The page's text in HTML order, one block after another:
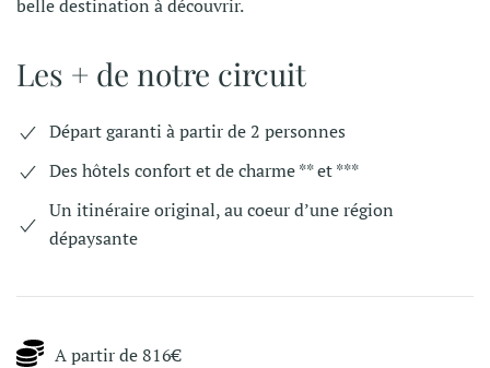
belle destination à découvrir.
Les + de notre circuit
Départ garanti à partir de 2 personnes
Des hôtels confort et de charme ** et ***
Un itinéraire original, au coeur d’une région
dépaysante
A partir de 816€